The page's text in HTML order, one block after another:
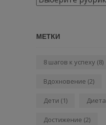
МЕТКИ
8 шагов к успеху (8)
Вдохновение (2)
Дети (1) Диета
Достижение (2)